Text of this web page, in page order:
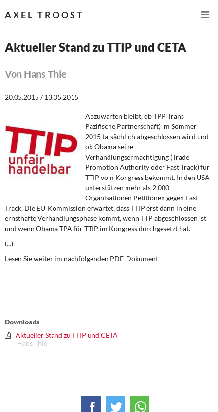
AXEL TROOST
Leitlinien linker Wirtschafts- und Finanzpolitik
Wirtschaftspolitik
Steuer- und Finanzpolitik
Öffentliche Infrastruktur und Daseinsvorsorge
Eurokrise und Griechenland
DIE LINKE
Institut Solidarische Moderne
Rosa-Luxemburg-Stiftung
Über mich
Aktueller Stand zu TTIP und CETA
Von Hans Thie
20.05.2015 / 13.05.2015
Abzuwarten bleibt, ob TPP Trans
Pazifische Partnerschaft) im Sommer
2015 tatsächlich abgeschlossen wird und
ob Obama seine
Verhandlungsermächtigung (Trade
Promotion Authority oder Fast Track) für
TTIP vom Kongress bekommt. In den USA
unterstützen mehr als 2.000
Organisationen Petitionen gegen Fast
Track. Die EU‐Kommission erwartet, dass TTIP erst dann in eine
ernsthafte Verhandlungsphase kommt, wenn TTP abgeschlossen ist
und wenn Obama TPA für TTIP im Kongress durchgesetzt hat.
(...)
Lesen Sie weiter im nachfolgenden PDF-Dokument
Downloads
Aktueller Stand zu TTIP und CETA
Hans Thie